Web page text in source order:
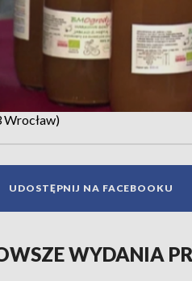
UDOSTĘPNIJ NA FACEBOOKU
WYDANIA